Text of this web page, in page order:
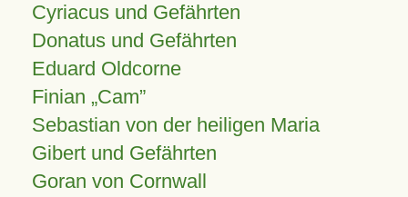
Cyriacus und Gefährten
Donatus und Gefährten
Eduard Oldcorne
Finian Cam
Sebastian von der heiligen Maria
Gibert und Gefährten
Goran von Cornwall